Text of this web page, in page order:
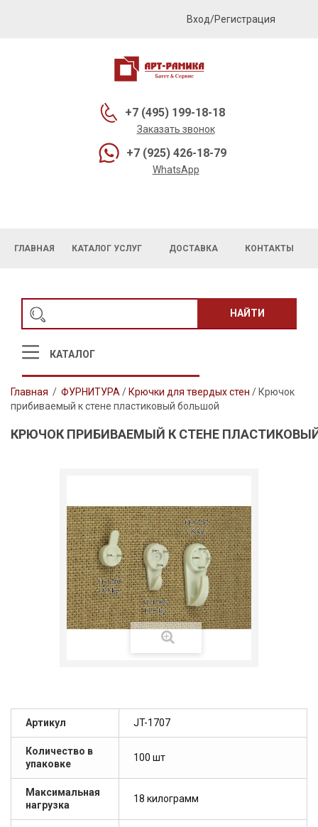
Вход/Регистрация
+7 (495) 199-18-18
Заказать звонок
+7 (925) 426-18-79
WhatsApp
ГЛАВНАЯ КАТАЛОГ УСЛУГ ДОСТАВКА КОНТАКТЫ
НАЙТИ
КАТАЛОГ
Главная / ФУРНИТУРА / Крючки для твердых стен / Крючок
прибиваемый к стене пластиковый большой
КРЮЧОК ПРИБИВАЕМЫЙ К СТЕНЕ
Артикул JT-1707
Количество в
упаковке
100 шт
Максимальная
нагрузка
18 килограмм